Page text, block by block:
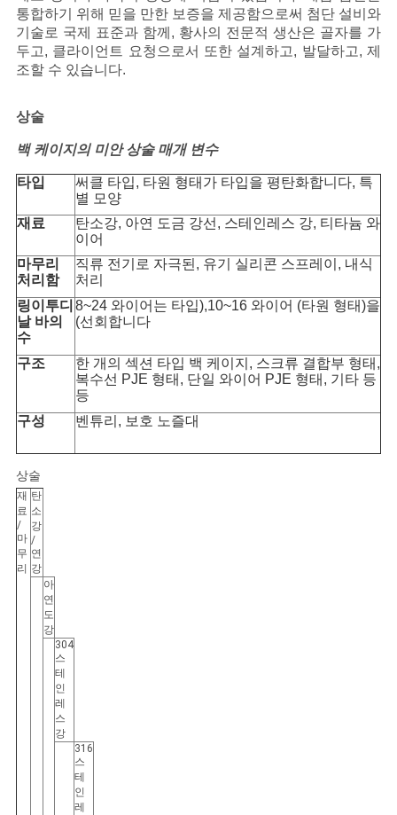
통합하기 위해 믿을 만한 보증을 제공함으로써 첨단 설비와
기술로 국제 표준과 함께, 황사의 전문적 생산은 골자를 가
두고, 클라이언트 요청으로서 또한 설계하고, 발달하고, 제
조할 수 있습니다.
상술
백 케이지의 미안 상술 매개 변수
타입
써클 타입, 타원 형태가 타입을 평탄화합니다, 특
별 모양
재료
탄소강, 아연 도금 강선, 스테인레스 강, 티타늄 와
이어
마무리
처리함
직류 전기로 자극된, 유기 실리콘 스프레이, 내식
처리
링이투디
날 바의
수
8~24 와이어는 타입),10~16 와이어 (타원 형태)을
(선회합니다
구조
한 개의 섹션 타입 백 케이지, 스크류 결합부 형태,
복수선 PJE 형태, 단일 와이어 PJE 형태, 기타 등
등
구성
벤튜리, 보호 노즐대
상술
재
료
/
마
무
리
탄
소
강
/
연
강
아
연
도
강
304
스
테
인
레
스
강
316
스
테
인
레